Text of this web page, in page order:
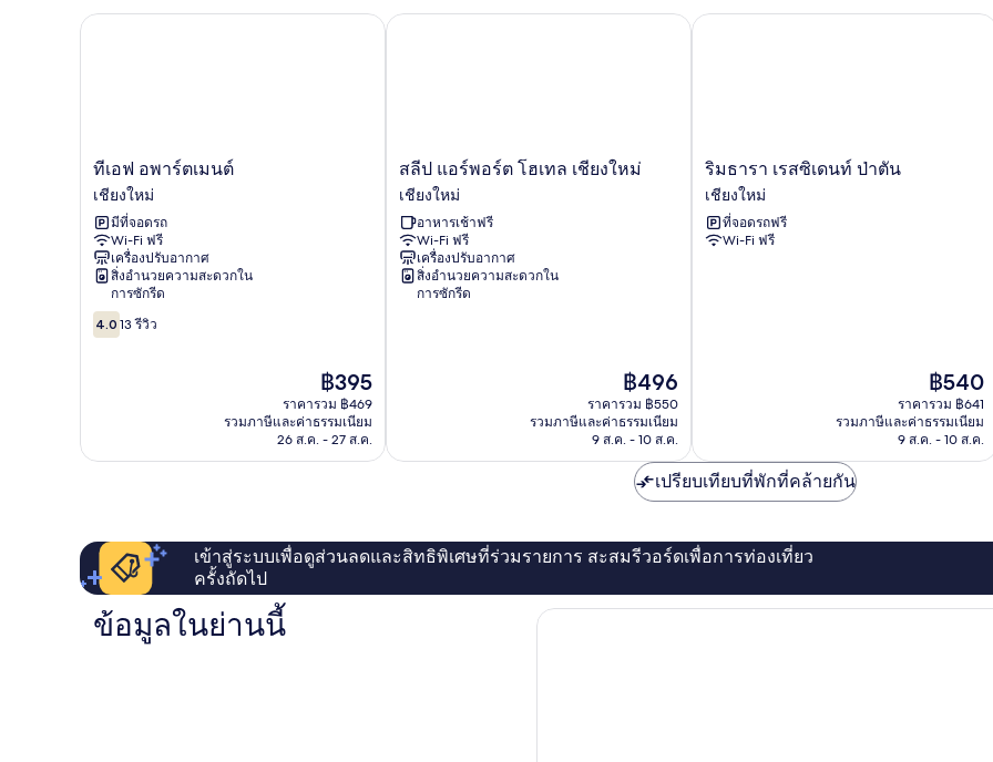
ลัก
ที
เอฟ
อพาร์ตเมนต์
เชียงใหม่
ทีเอฟ อพาร์ตเมนต์
เชียงใหม่
มีที่จอดรถ
Wi-Fi ฟรี
เครื่องปรับอากาศ
สิ่งอำนวยความสะดวกใน
การซักรีด
4.0
จาก
4.0 13 รีวิว
ราคา
ปัจจุบัน
คือ
฿395
฿395
ราคารวม ฿469
รวมภาษีและค่าธรรมเนียม
26 ส.ค. - 27 ส.ค.
ทีเอฟ อพาร์ตเมนต์
สลีป
แอร์
พอร์ต
โฮ
เทล
เชียงใหม่
เชียงใหม่
สลีป แอร์พอร์ต โฮเทล เชียงใหม่
เชียงใหม่
อาหารเช้าฟรี
Wi-Fi ฟรี
เครื่องปรับอากาศ
สิ่งอำนวยความสะดวกใน
การซักรีด
ราคา
ปัจจุบัน
คือ
฿496
฿496
ราคารวม ฿550
รวมภาษีและค่าธรรมเนียม
9 ส.ค. - 10 ส.ค.
สลีป แอร์พอร์ต โฮเทล เชียงใหม่
ริม
ธารา
เรส
ซิ
เดน
ริมธารา เรสซิเดนท์ ป่าตัน
เชียงใหม่
ที่จอดรถฟรี
Wi-Fi ฟรี
ราคา
ปัจจุบัน
คือ
฿540
฿540
ราคารวม ฿641
รวมภาษีและค่าธรรมเนียม
9 ส.ค. - 10 ส.ค.
ริมธารา เรสซิเดนท์ ป่าตัน
เปรียบเทียบที่พักที่คล้ายกัน
เข้าสู่ระบบเพื่อดูส่วนลดและสิทธิพิเศษที่ร่วมรายการ สะสมรีวอร์ดเพื่อการท่องเที่ยว
ครั้งถัดไป
ข้อมูลในย่านนี้